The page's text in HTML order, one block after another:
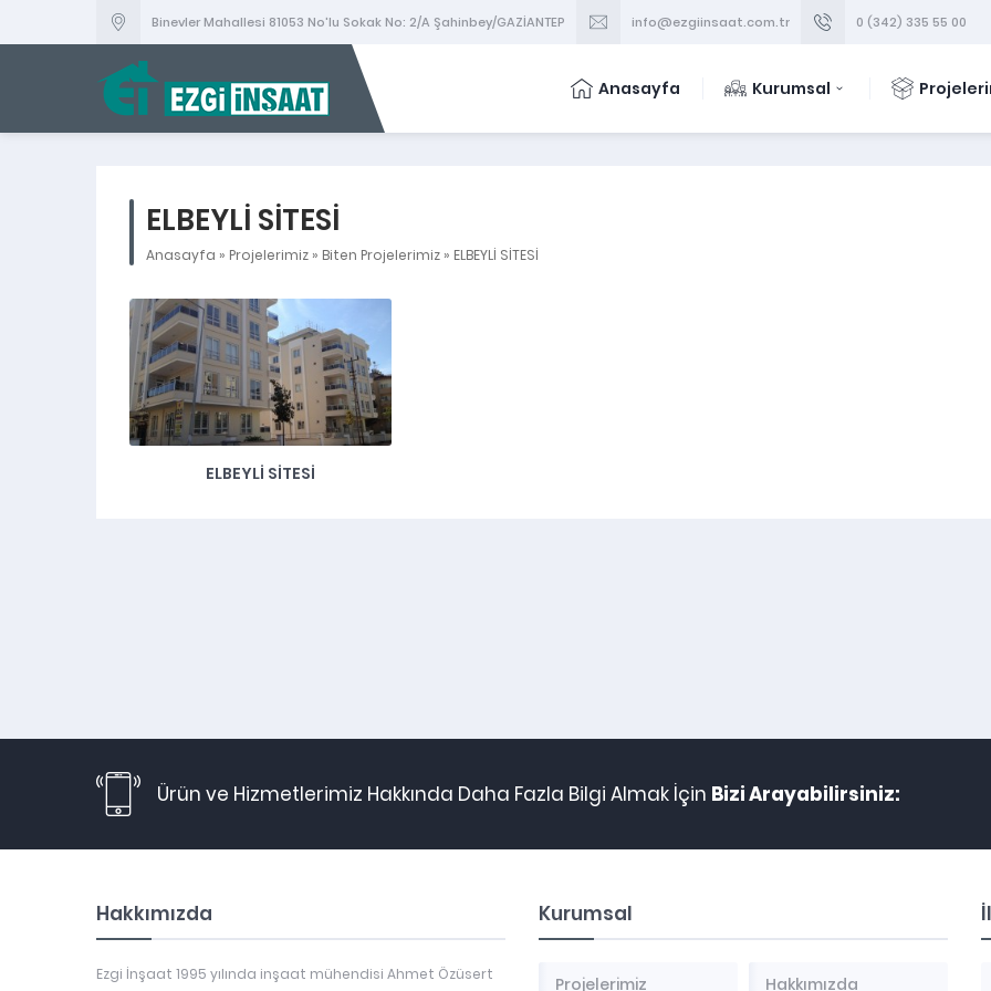
Binevler Mahallesi 81053 No'lu Sokak No: 2/A Şahinbey/GAZİANTEP info@ezgiinsaat.com.tr 0 (342) 335 55 00
Anasayfa Kurumsal
ELBEYLİ SİTESİ
Anasayfa » Projelerimiz » Biten Projelerimiz » ELBEYLİ SİTESİ
ELBEYLI SITESI
Ürün ve Hizmetlerimiz Hakkında Daha Fazla Bilgi Almak İçin Bizi Arayabilirsiniz:
Hakkımızda
Ezgi İnşaat 1995 yılında inşaat mühendisi Ahmet Özüsert
Kurumsal
Projelerimiz Hakkımızda